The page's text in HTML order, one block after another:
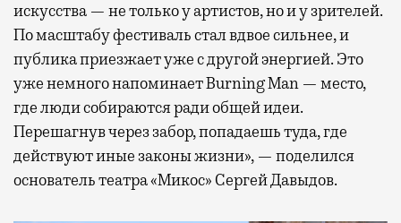
искусства — не только у артистов, но и у зрителей.
По масштабу фестиваль стал вдвое сильнее, и
публика приезжает уже с другой энергией. Это
уже немного напоминает Burning Man — место,
где люди собираются ради общей идеи.
Перешагнув через забор, попадаешь туда, где
действуют иные законы жизни», — поделился
основатель театра «Микос» Сергей Давыдов.